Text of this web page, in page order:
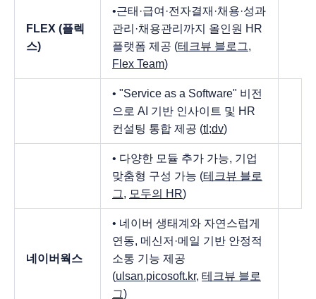
FLEX (플렉
스)
•근태·급여·전자결재·채용·성과
관리·채용관리까지 올인원 HR
플랫폼 제공 (테크뷰 블로그,
Flex Team)
• "Service as a Software" 비전
으로 AI 기반 인사이트 및 HR
컨설팅 통합 제공 (tl;dv)
• 다양한 모듈 추가 가능, 기업
맞춤형 구성 가능 (테크뷰 블로
그, 모두의 HR)
네이버웍스
• 네이버 생태계와 자연스럽게
연동, 메신저·메일 기반 안정적
소통 기능 제공
(ulsan.picosoft.kr, 테크뷰 블로
그)